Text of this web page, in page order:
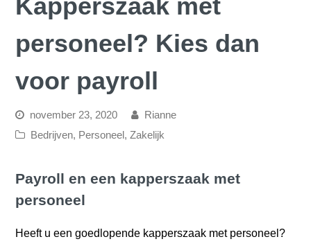
Kapperszaak met
personeel? Kies dan
voor payroll
november 23, 2020
Rianne
Bedrijven, Personeel ,Zakelijk
Payroll en een kapperszaak met
personeel
Heeft u een goedlopende kapperszaak met personeel?